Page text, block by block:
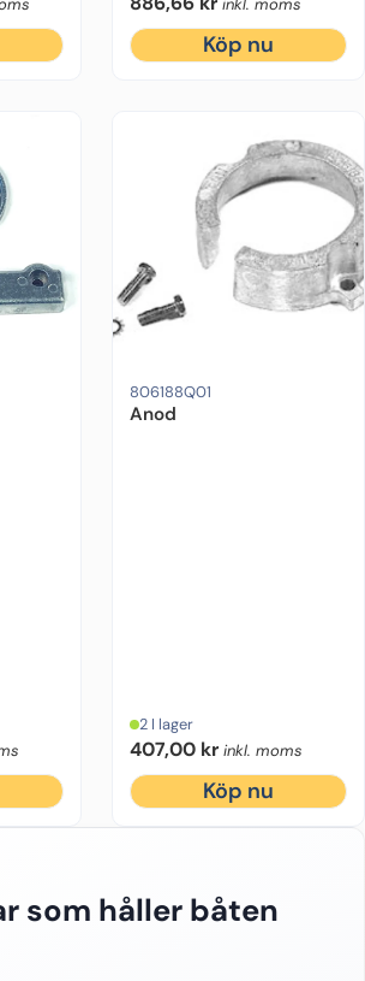
Drevmodell:Alpha One Gen 2
Köp nu
806188Q01
Anod
2 I lager
407,00 kr inkl. moms
Köp nu
som håller båten